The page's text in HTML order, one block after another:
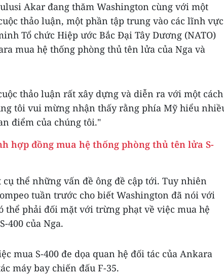
Akar đang thăm Washington cùng với một
thảo luận, một phần tập trung vào các lĩnh vực
Tổ chức Hiệp ước Bắc Đại Tây Dương (NATO)
mua hệ thống phòng thủ tên lửa của Nga và
thảo luận rất xây dựng và diễn ra với một cách
tôi vui mừng nhận thấy rằng phía Mỹ hiểu
điểm của chúng tôi."
hợp đồng mua hệ thống phòng thủ tên lửa S-
thể những vấn đề ông đề cập tới. Tuy nhiên
tuần trước cho biết Washington đã nói với
thể phải đối mặt với trừng phạt về việc mua hệ
400 của Nga.
mua S-400 đe dọa quan hệ đối tác của Ankara
máy bay chiến đấu F-35.